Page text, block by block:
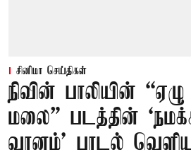
சினிமா செய்திகள்
நிவின் பாலியின்
மலை” படத்தின்
வானம்’ பாடல்